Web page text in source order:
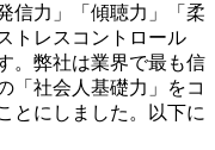
信力」「傾聴力」「柔
トレスコントロール
。弊社は業界で最も信
「社会人基礎力」をコ
とにしました。以下に